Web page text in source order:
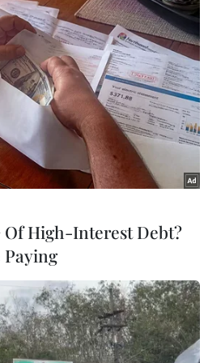
50 năm quan hệ Việt-Đức:
Khi ngoại giao nhân dân
bắt đầu từ tiếng mẹ đẻ
30/07/2026 23:00
Nơi tiếng mẹ đẻ được hồi
sinh giữa lòng nước Đức
30/07/2026 08:18
High-Interest Debt?
Paying